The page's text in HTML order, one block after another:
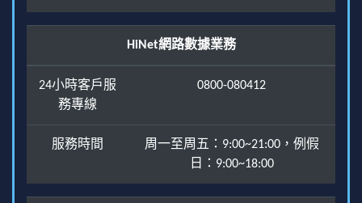
HiNet網路數據業務
24小時客戶服
務專線
0800-080412
服務時間
周一至周五：9:00~21:00，例假
日：9:00~18:00